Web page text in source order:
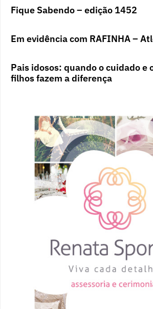
Fique Sabendo – edição 1452
Em evidência com RAFINHA –
Pais idosos: quando o cuidado e
filhos fazem a diferença